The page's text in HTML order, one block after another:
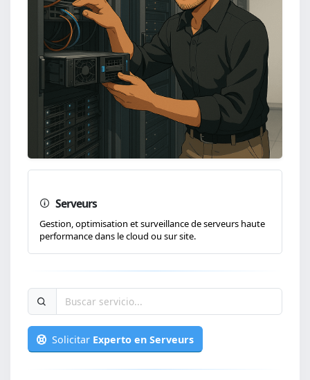
Serveurs
Gestion, optimisation et surveillance de serveurs haute
performance dans le cloud ou sur site.
Solicitar Experto en Serveurs